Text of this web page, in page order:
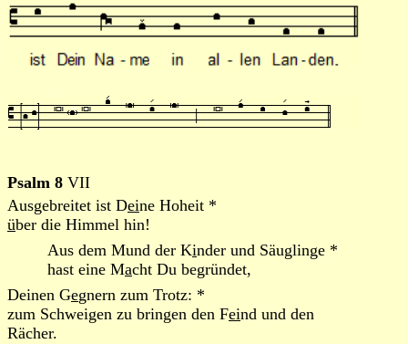
Psalm 8 VII
Ausgebreitet ist Deine Hoheit *
über die Himmel hin!
Aus dem Mund der Kinder und Säuglinge *
hast eine Macht Du begründet,
Deinen Gegnern zum Trotz: *
zum Schweigen zu bringen den Feind und den
Rächer.